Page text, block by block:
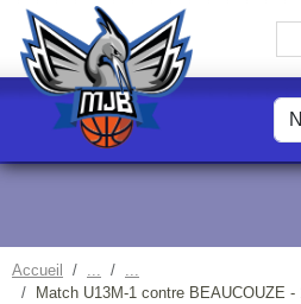
Accueil
Match U13M-1 contre BEAUCOUZE -
Panneau de gestion des cookies